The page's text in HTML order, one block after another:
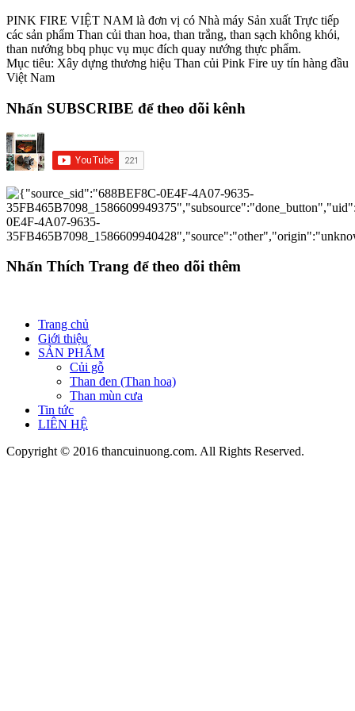
PINK FIRE VIỆT NAM là đơn vị có Nhà máy Sản xuất Trực tiếp
các sản phẩm Than củi than hoa, than trắng, than sạch không khói,
than nướng bbq phục vụ mục đích quay nướng thực phẩm.
Mục tiêu: Xây dựng thương hiệu Than củi Pink Fire uy tín hàng đầu
Việt Nam
Nhấn SUBSCRIBE để theo dõi kênh
Nhấn Thích Trang để theo dõi thêm
Trang chủ
Giới thiệu
SẢN PHẨM
Củi gỗ
Than đen (Than hoa)
Than mùn cưa
Tin tức
LIÊN HỆ
Copyright © 2016 thancuinuong.com. All Rights Reserved.